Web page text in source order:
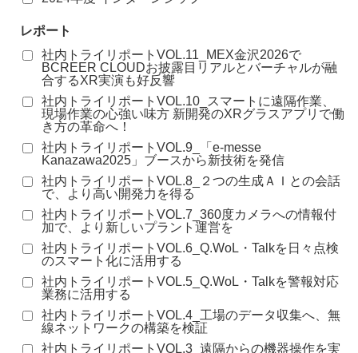
レポート
社内トライリポートVOL.11_MEX金沢2026で
BCREER CLOUDお披露目リアルとバーチャルが融
合するXR実演も好反響
社内トライリポートVOL.10_スマートに遠隔作業、
現場作業の心強い味方 新開発のXRグラスアプリで働
き方の革命へ！
社内トライリポートVOL.9_「e-messe
Kanazawa2025」ブースから新技術を発信
社内トライリポートVOL.8_２つの生成ＡＩとの会話
で、より高い開発力を得る
社内トライリポートVOL.7_360度カメラへの情報付
加で、より新しいプラント運営を
社内トライリポートVOL.6_Q.WoL・Talkを日々点検
のスマート化に活用する
社内トライリポートVOL.5_Q.WoL・Talkを警報対応
業務に活用する
社内トライリポートVOL.4_工場のデータ収集へ、無
線ネットワークの構築を検証
社内トライリポートVOL.3_遠隔からの機器操作を実